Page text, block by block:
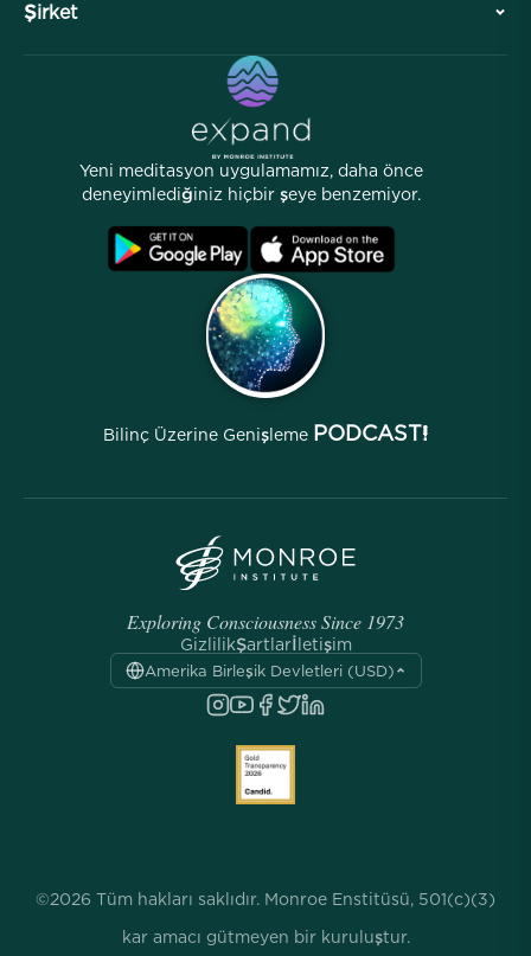
Profesyonel Bölüm
Makaleler
Ücretsiz Meditasyonlar
Ortaklık Programı
Şirket
Lokasyonlar
Yeni meditasyon uygulamamız, daha önce
deneyimlediğiniz hiçbir şeye benzemiyor.
Bilinç Üzerine Genişleme PODCAST!
Exploring Consciousness Since 1973
GizlilikŞartlarİletişim
Amerika Birleşik Devletleri (USD)
©2026 Tüm hakları saklıdır. Monroe Enstitüsü, 501(c)(3)
kar amacı gütmeyen bir kuruluştur.